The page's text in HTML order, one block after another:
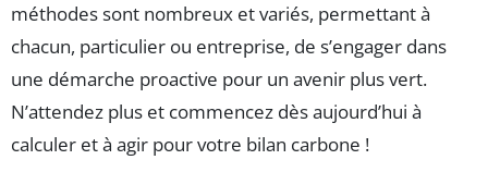
méthodes sont nombreux et variés, permettant à
chacun, particulier ou entreprise, de s’engager dans
une démarche proactive pour un avenir plus vert.
N’attendez plus et commencez dès aujourd’hui à
calculer et à agir pour votre bilan carbone !